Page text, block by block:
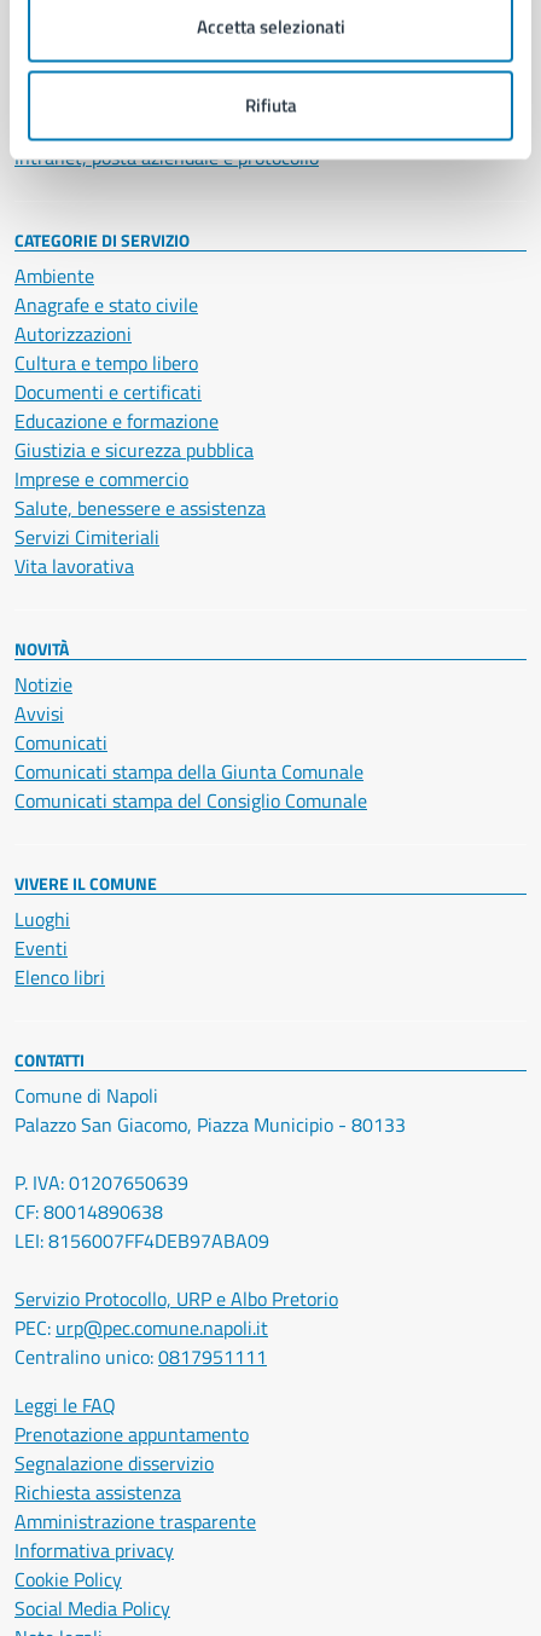
Accetta selezionati
Rifiuta
Politici
Intranet, posta aziendale e protocollo
CATEGORIE DI SERVIZIO
Ambiente
Anagrafe e stato civile
Autorizzazioni
Cultura e tempo libero
Documenti e certificati
Educazione e formazione
Giustizia e sicurezza pubblica
Imprese e commercio
Salute, benessere e assistenza
Servizi Cimiteriali
Vita lavorativa
NOVITÀ
Notizie
Avvisi
Comunicati
Comunicati stampa della Giunta Comunale
Comunicati stampa del Consiglio Comunale
VIVERE IL COMUNE
Luoghi
Eventi
Elenco libri
CONTATTI
Comune di Napoli
Palazzo San Giacomo, Piazza Municipio - 80133
P. IVA: 01207650639
CF: 80014890638
LEI: 8156007FF4DEB97ABA09
Servizio Protocollo, URP e Albo Pretorio
PEC: urp@pec.comune.napoli.it
Centralino unico:0817951111
Leggi le FAQ
Prenotazione appuntamento
Segnalazione disservizio
Richiesta assistenza
Amministrazione trasparente
Informativa privacy
Cookie Policy
Social Media Policy